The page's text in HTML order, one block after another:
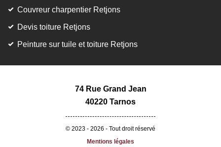
Couvreur charpentier Retjons
Devis toiture Retjons
Peinture sur tuile et toiture Retjons
74 Rue Grand Jean
40220 Tarnos
© 2023 - 2026 - Tout droit réservé
Mentions légales